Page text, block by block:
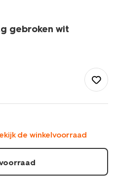
gebroken wit
de winkelvoorraad